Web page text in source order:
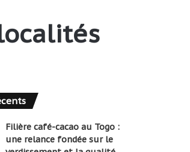
Filière café-cacao au Togo :
une relance fondée sur le